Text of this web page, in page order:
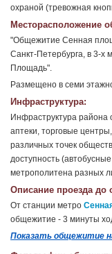
охраной (тревожная
Месторасположение
"Общежитие Сенная
Санкт-Петербурга, в 3-х
Площадь".
Размещено в семи
Инфраструктура:
Инфраструктура района
аптеки, торговые
различных точек
доступность
метрополитена разных
Описание проезда до
От станции метро
общежитие - 3 минуты
Показать общежитие